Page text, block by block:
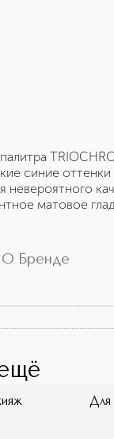
синие
невероятного
матовое
О Бренде
Для